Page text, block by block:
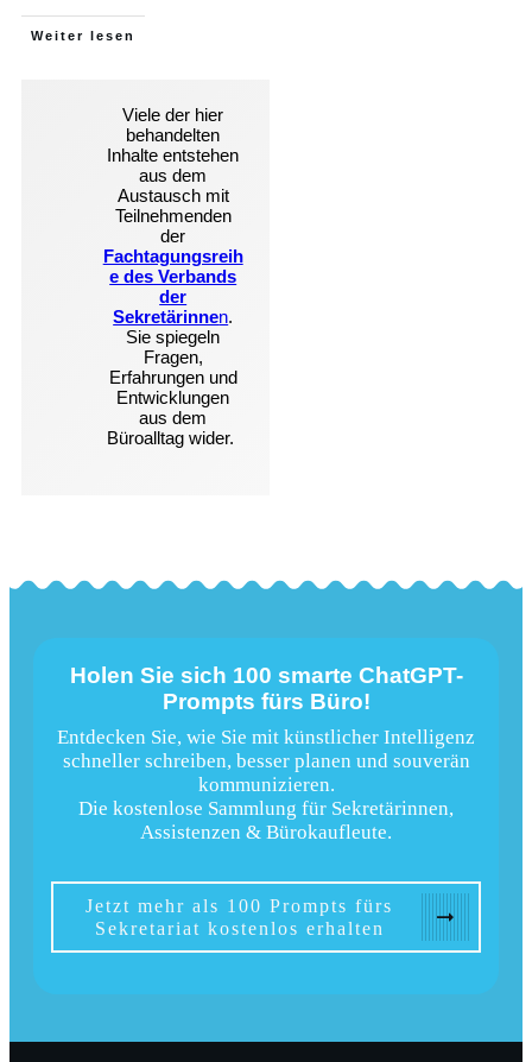
Weiter lesen
Viele der hier
behandelten
Inhalte entstehen
aus dem
Austausch mit
Teilnehmenden
der
Fachtagungsreih
e des Verbands
der
Sekretärinnen.
Sie spiegeln
Fragen,
Erfahrungen und
Entwicklungen
aus dem
Büroalltag wider.
Holen Sie sich 100 smarte ChatGPT-
Prompts fürs Büro!
Entdecken Sie, wie Sie mit künstlicher Intelligenz
schneller schreiben, besser planen und souverän
kommunizieren.
Die kostenlose Sammlung für Sekretärinnen,
Assistenzen & Bürokaufleute.
Jetzt mehr als 100 Prompts fürs
Sekretariat kostenlos erhalten